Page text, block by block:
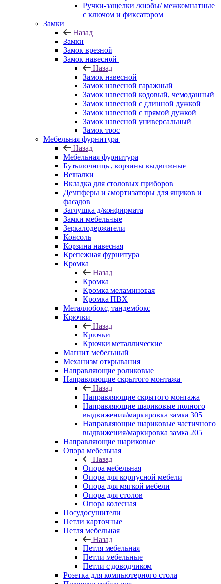
Ручки-защелки /кнобы/ межкомнатные
с ключом и фиксатором
Замки
Назад
Замки
Замок врезной
Замок навесной
Назад
Замок навесной
Замок навесной гаражный
Замок навесной кодовый, чемоданный
Замок навесной с длинной дужкой
Замок навесной с прямой дужкой
Замок навесной универсальный
Замок трос
Мебельная фурнитура
Назад
Мебельная фурнитура
Бутылочницы, корзины выдвижные
Вешалки
Вкладка для столовых приборов
Демпферы и амортизаторы для ящиков и
фасадов
Заглушка д/конфирмата
Замки мебельные
Зеркалодержатели
Консоль
Корзина навесная
Крепежная фурнитура
Кромка
Назад
Кромка
Кромка меламиновая
Кромка ПВХ
Металлобокс, тандембокс
Крючки
Назад
Крючки
Крючки металлические
Магнит мебельный
Механизм открывания
Направляющие роликовые
Направляющие скрытого монтажа
Назад
Направляющие скрытого монтажа
Направляющие шариковые полного
выдвижения/маркировка замка 305
Направляющие шариковые частичного
выдвижения/маркировка замка 205
Направляющие шариковые
Опора мебельная
Назад
Опора мебельная
Опора для корпусной мебели
Опора для мягкой мебели
Опора для столов
Опора колесная
Посудосушители
Петли карточные
Петля мебельная
Назад
Петля мебельная
Петли мебельные
Петли с доводчиком
Розетка для компьютерного стола